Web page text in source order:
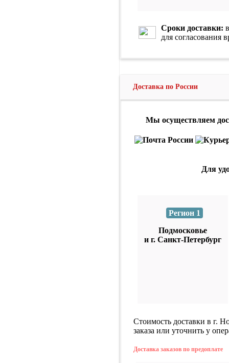
Сроки доставки:
для согласования
Доставка по России
Мы осуществляем
Для
Регион 1
Подмосковье
и г. Санкт-Петербург
Стоимость доставки в г.
заказа или уточнить у
Доставка заказов по предоплате